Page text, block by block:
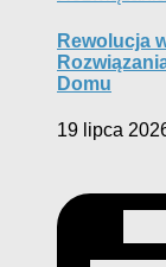
Rewolucja
Domu
19 lipca